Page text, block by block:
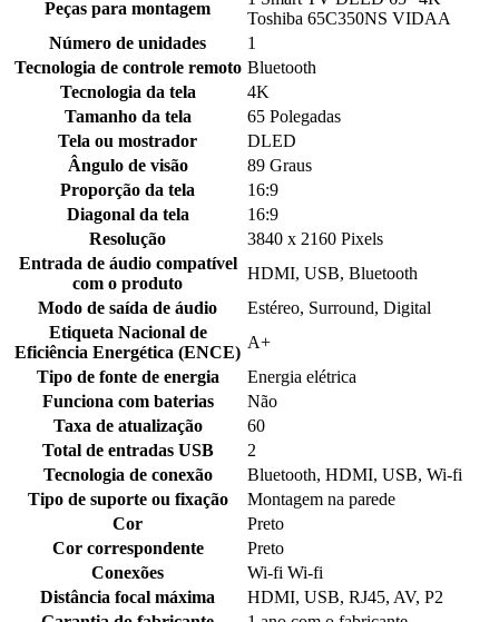
Peças para montagem
Toshiba 65C350NS VIDAA
Número de unidades
‎1
Tecnologia de controle remoto ‎Bluetooth
Tecnologia da tela
‎4K
Tamanho da tela
‎65 Polegadas
Tela ou mostrador
‎DLED
Ângulo de visão
‎89 Graus
Proporção da tela
‎16:9
Diagonal da tela
‎16:9
Resolução
‎3840 x 2160 Pixels
Entrada de áudio compatível
com o produto
‎HDMI, USB, Bluetooth
Modo de saída de áudio
‎Estéreo, Surround, Digital
Etiqueta Nacional de
Eficiência Energética (ENCE)
‎A+
Tipo de fonte de energia
‎Energia elétrica
Funciona com baterias
‎Não
Taxa de atualização
‎60
Total de entradas USB
‎2
Tecnologia de conexão
‎Bluetooth, HDMI, USB, Wi-fi
Tipo de suporte ou fixação
‎Montagem na parede
Cor
‎Preto
Cor correspondente
‎Preto
Conexões
‎Wi-fi Wi-fi
Distância focal máxima
‎HDMI, USB, RJ45, AV, P2